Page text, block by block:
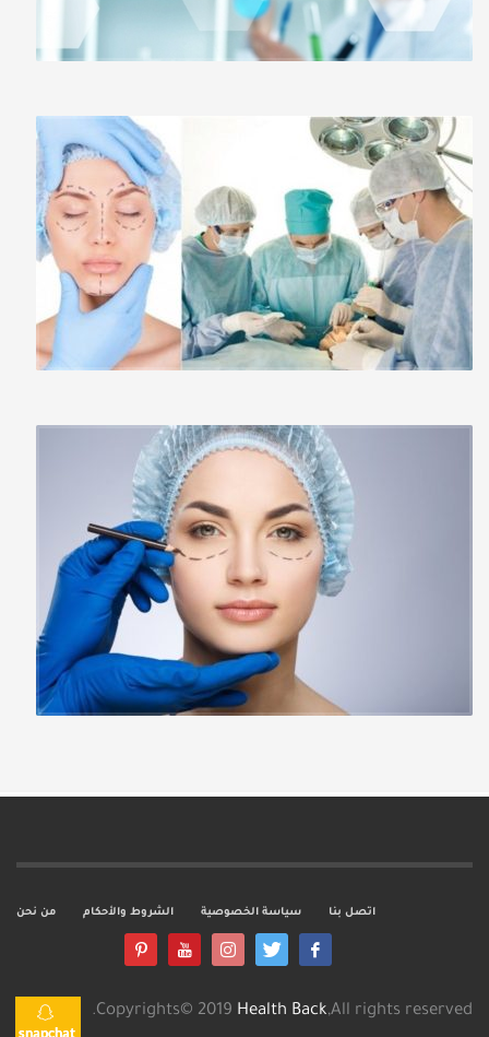
من نحن الشروط والأحكام سياسة الخصوصية اتصل بنا
Copyrights© 2019 Health Back,All rights reserved.
snapchat